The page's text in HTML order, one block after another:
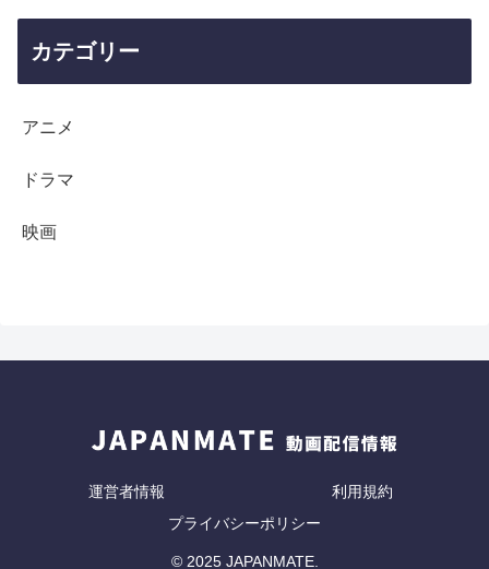
カテゴリー
アニメ
ドラマ
映画
運営者情報
利用規約
プライバシーポリシー
© 2025 JAPANMATE.